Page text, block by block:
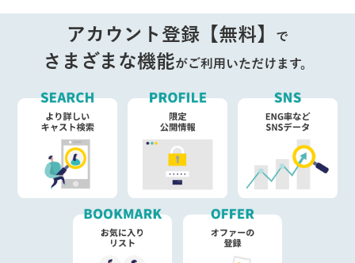
アカウント登録【無料】 で
さまざまな機能がご利用いただけます。